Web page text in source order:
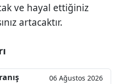
ve hayal ettiğiniz
artacaktır.
06 Ağustos 2026